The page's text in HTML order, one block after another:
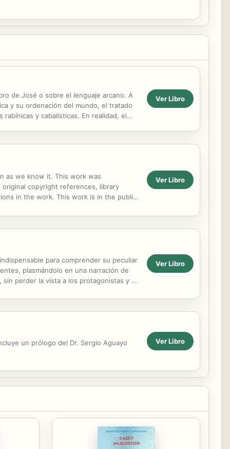
de José o sobre el lenguaje arcano. A
y su ordenación del mundo, el tratado
y cabalísticas. En realidad, el
Ver Libro
as we know it. This work was
copyright references, library
in the work. This work is in the public
Ver Libro
para comprender su peculiar
plasmándolo en una narración de
perder la vista a los protagonistas y a
Ver Libro
un prólogo del Dr. Sergio Aguayo Ver Libro